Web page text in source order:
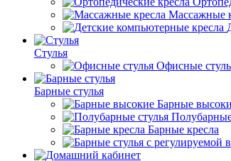
Массажные
Стулья
Офисные
Барные стулья
Барные
Барные кресла